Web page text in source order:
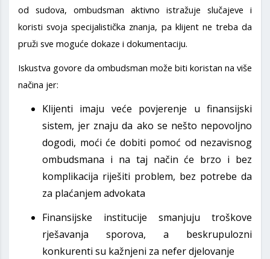
od sudova, ombudsman aktivno istražuje slučajeve i
koristi svoja specijalistička znanja, pa klijent ne treba da
pruži sve moguće dokaze i dokumentaciju.
Iskustva govore da ombudsman može biti koristan na više
načina jer:
Klijenti imaju veće povjerenje u finansijski
sistem, jer znaju da ako se nešto nepovoljno
dogodi, moći će dobiti pomoć od nezavisnog
ombudsmana i na taj način će brzo i bez
komplikacija riješiti problem, bez potrebe da
za plaćanjem advokata
Finansijske institucije smanjuju troškove
rješavanja sporova, a beskrupulozni
konkurenti su kažnjeni za nefer djelovanje